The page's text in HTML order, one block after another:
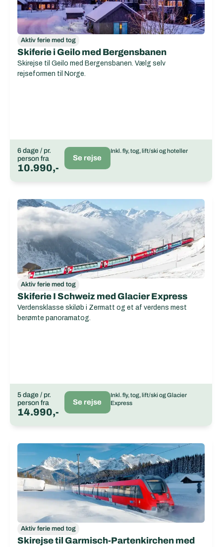
Aktiv ferie med tog
Skiferie i Geilo med Bergensbanen
Skirejse til Geilo med Bergensbanen. Vælg selv
rejseformen til Norge.
6 dage / pr.
person fra
10.990,-
Se rejse
Inkl. fly, tog, lift/ski og hoteller
Aktiv ferie med tog
Skiferie I Schweiz med Glacier Express
Verdensklasse skiløb i Zermatt og et af verdens mest
berømte panoramatog.
5 dage / pr.
person fra
14.990,-
Se rejse
Inkl. fly, tog, lift/ski og Glacier
Express
Aktiv ferie med tog
Skirejse til Garmisch-Partenkirchen med